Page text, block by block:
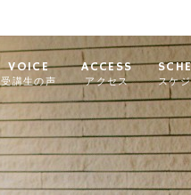
VOICE
受講生の声
ACCESS
アクセス スケ